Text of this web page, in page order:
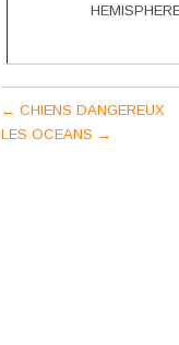
Post
navigation
← CHIENS DANGEREUX
LES OCEANS →